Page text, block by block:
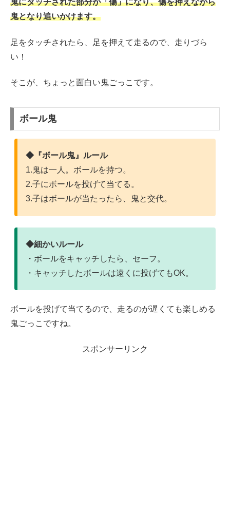
鬼にタッチされた部分が「傷」になり、傷を押えながら
鬼となり追いかけます。
足をタッチされたら、足を押えて走るので、走りづら
い！
そこが、ちょっと面白い鬼ごっこです。
ボール鬼
◆『ボール鬼』ルール
1.鬼は一人。ボールを持つ。
2.子にボールを投げて当てる。
3.子はボールが当たったら、鬼と交代。
◆細かいルール
・ボールをキャッチしたら、セーフ。
・キャッチしたボールは遠くに投げてもOK。
ボールを投げて当てるので、走るのが遅くても楽しめる
鬼ごっこですね。
スポンサーリンク